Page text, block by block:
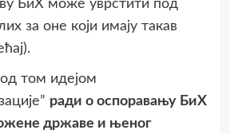
БиХ може уврстити под
за оне који имају такав
том идејом
ради о оспоравању БиХ
државе и њеног